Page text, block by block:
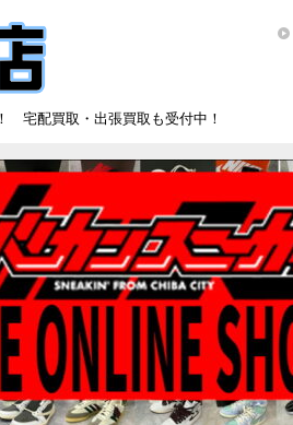
宅配買取・出張買取も受付中！